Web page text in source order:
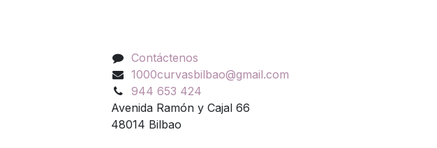
Contáctenos
1000curvasbilbao@gmail.com
944 653 424
Avenida Ramón y Cajal 66
48014 Bilbao